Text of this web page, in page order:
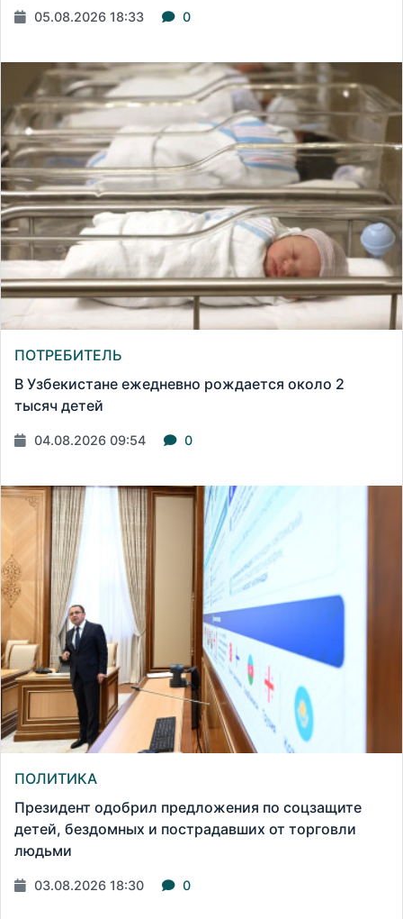
05.08.2026 18:33 0
ПОТРЕБИТЕЛЬ
В Узбекистане ежедневно рождается около 2
тысяч детей
04.08.2026 09:54 0
ПОЛИТИКА
Президент одобрил предложения по соцзащите
детей, бездомных и пострадавших от торговли
людьми
03.08.2026 18:30 0